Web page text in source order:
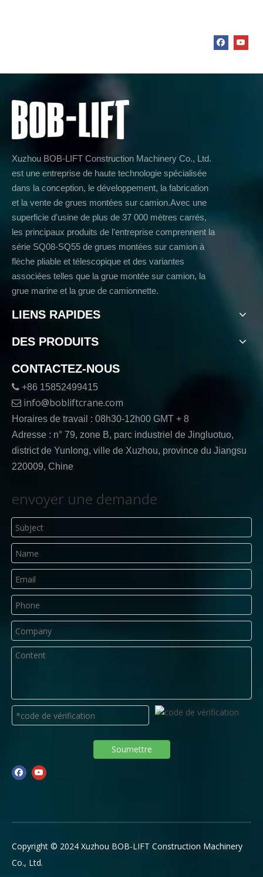
Xuzhou BOB-LIFT Construction Machinery Co., Ltd.
est une entreprise de haute technologie spécialisée
dans la conception, le développement, la fabrication
et la vente de grues montées sur camion.Avec une
superficie d'usine de plus de 37 000 mètres carrés,
les principaux produits de l'entreprise comprennent la
série SQ08-SQ55 de grues montées sur camion à
flèche pliable et télescopique et des variantes
associées telles que la grue montée sur camion, la
grue marine et la grue de camionnette.
LIENS RAPIDES
DES PRODUITS
CONTACTEZ-NOUS
 +86 15852499415
 info@bobliftcrane.com
Horaires de travail : 08h30-12h00 GMT + 8
Adresse : n° 79, zone B, parc industriel de Jingluotuo,
district de Yunlong, ville de Xuzhou, province du Jiangsu
220009, Chine
envoyer une demande
Soumettre
Copyright © 2024 Xuzhou BOB-LIFT Construction Machinery
Co., Ltd.